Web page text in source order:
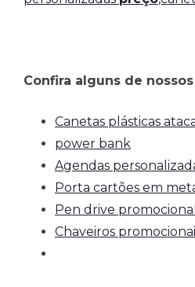
Confira alguns de
Canetas plásticas
power bank
Agendas
Porta cartões em
Pen drive promocional
Chaveiros